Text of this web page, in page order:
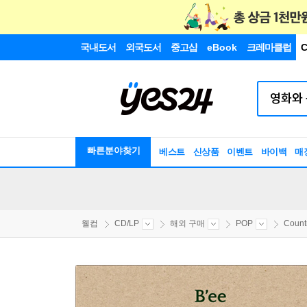
국내도서 외국도서 중고샵 eBook 크레마클럽
빠른분야찾기 베스트 신상품 이벤트 바이백 매
웰컴 CD/LP 해외 구매 POP